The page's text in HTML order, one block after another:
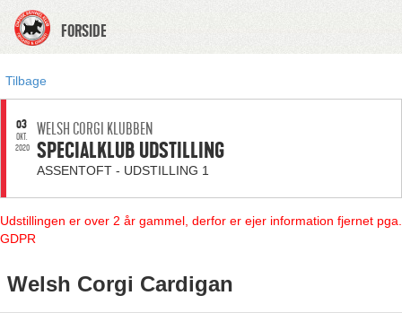
FORSIDE
Tilbage
03
OKT.
2020
WELSH CORGI KLUBBEN
SPECIALKLUB UDSTILLING
ASSENTOFT - UDSTILLING 1
Udstillingen er over 2 år gammel, derfor er ejer information fjernet pga.
GDPR
Welsh Corgi Cardigan